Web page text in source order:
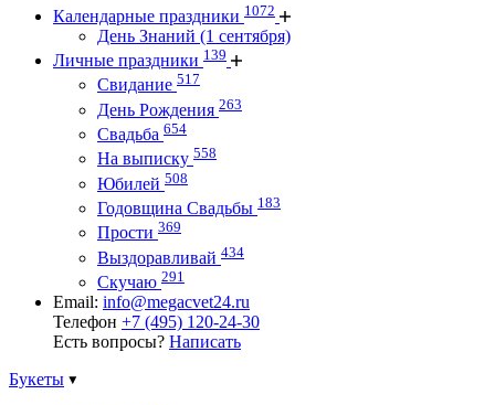
Календарные праздники 1072
День Знаний (1 сентября)
Личные праздники 139
Свидание 517
День Рождения 263
Свадьба 654
На выписку 558
Юбилей 508
Годовщина Свадьбы 183
Прости 369
Выздоравливай 434
Скучаю 291
Email: info@megacvet24.ru
Телефон +7 (495) 120-24-30
Есть вопросы? Написать
Букеты